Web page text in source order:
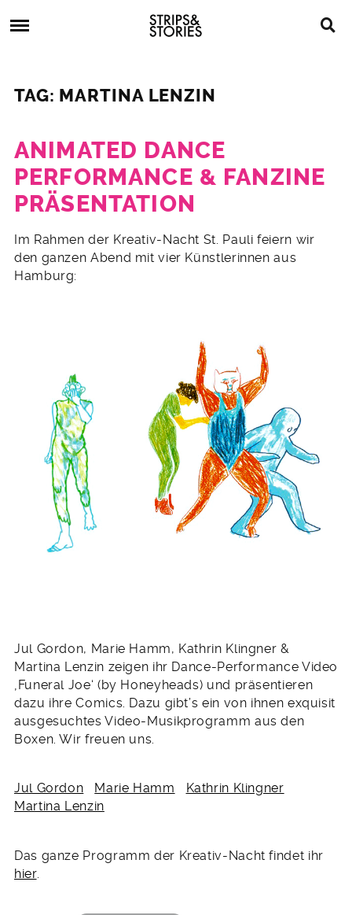
to
Strips
&
Stories
Comics,
TAG: MARTINA LENZIN
ANIMATED DANCE
PERFORMANCE & FANZINE
PRÄSENTATION
2.
September
2013
Im Rahmen der Kreativ-Nacht St. Pauli feiern wir
den ganzen Abend mit vier Künstlerinnen aus
Hamburg:
Jul Gordon, Marie Hamm, Kathrin Klingner &
Martina Lenzin zeigen ihr Dance-Performance Video
‚Funeral Joe‘ (by Honeyheads) und präsentieren
dazu ihre Comics. Dazu gibt’s ein von ihnen exquisit
ausgesuchtes Video-Musikprogramm aus den
Boxen. Wir freuen uns.
Jul Gordon Marie Hamm
Kathrin Klingner
Martina Lenzin
Das ganze Programm der Kreativ-Nacht findet ihr
hier.